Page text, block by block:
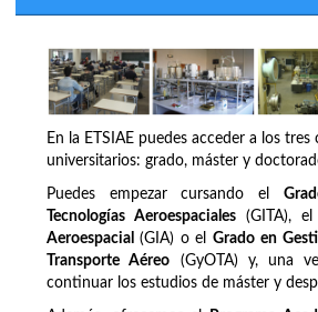
En la ETSIAE puedes acceder a los
universitarios: grado, máster y
Puedes empezar cursando el
Tecnologías Aeroespaciales(GITA),
Aeroespacial (GIA) o elGrado en
Transporte Aéreo (GyOTA) y, una
continuar los estudios de máster y